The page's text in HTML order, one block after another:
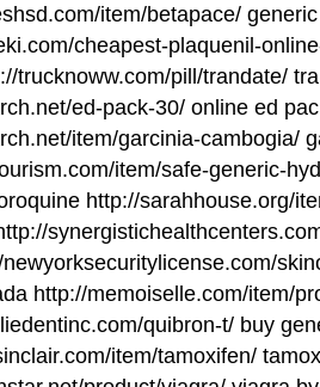
item/betapace/
cheapest-plaquenil-
trucknoww.com/pill/trandate/
ed-pack-30/ online ed
item/garcinia-cambogia/
item/safe-generic-
http://sarahhouse.org/
http://memoiselle.com/item/
quibron-t/ buy
item/tamoxifen/